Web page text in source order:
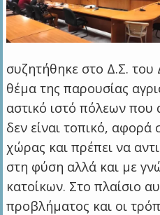
συζητήθηκε στο Δ.Σ.
θέμα της παρουσίας
αστικό ιστό πόλεων που
δεν είναι τοπικό, αφορά
χώρας και πρέπει να
στη φύση αλλά και με
κατοίκων. Στο πλαίσιο
προβλήματος και οι